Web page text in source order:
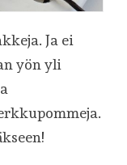
Ja ei
yön yli